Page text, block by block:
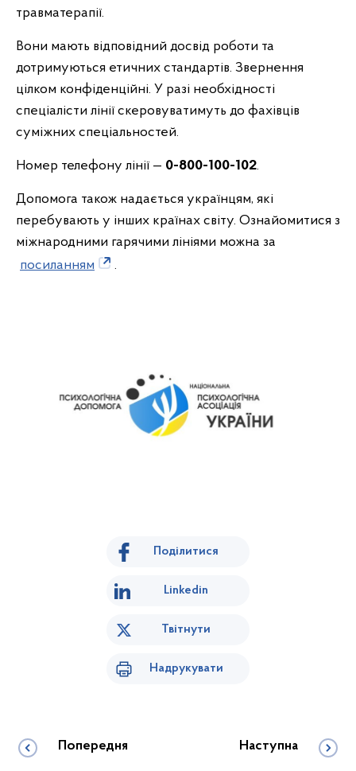
травматерапії.
Вони мають відповідний досвід роботи та
дотримуються етичних стандартів. Звернення
цілком конфіденційні. У разі необхідності
спеціалісти лінії скеровуватимуть до фахівців
суміжних спеціальностей.
Номер телефону лінії — 0-800-100-102.
Допомога також надається українцям, які
перебувають у інших країнах світу. Ознайомитися з
міжнародними гарячими лініями можна за
посиланням
.
Поділитися
Linkedin
Твітнути
Надрукувати
Попередня Наступна